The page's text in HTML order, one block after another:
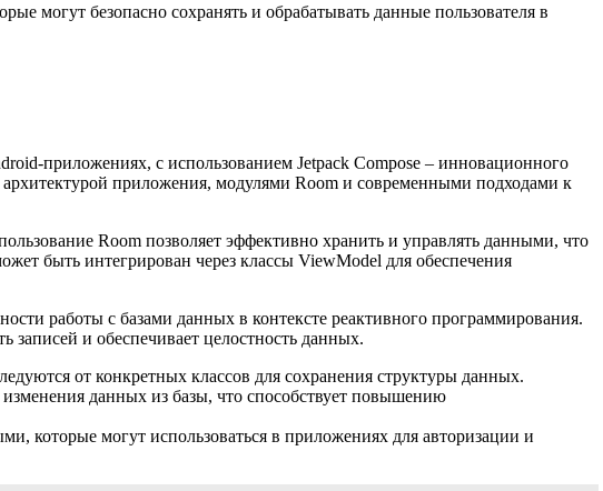
могут безопасно сохранять и обрабатывать данные пользователя в
приложениях, с использованием Jetpack Compose – инновационного
приложения, модулями Room и современными подходами к
Room позволяет эффективно хранить и управлять данными, что
быть интегрирован через классы ViewModel для обеспечения
работы с базами данных в контексте реактивного программирования.
записей и обеспечивает целостность данных.
от конкретных классов для сохранения структуры данных.
данных из базы, что способствует повышению
которые могут использоваться в приложениях для авторизации и